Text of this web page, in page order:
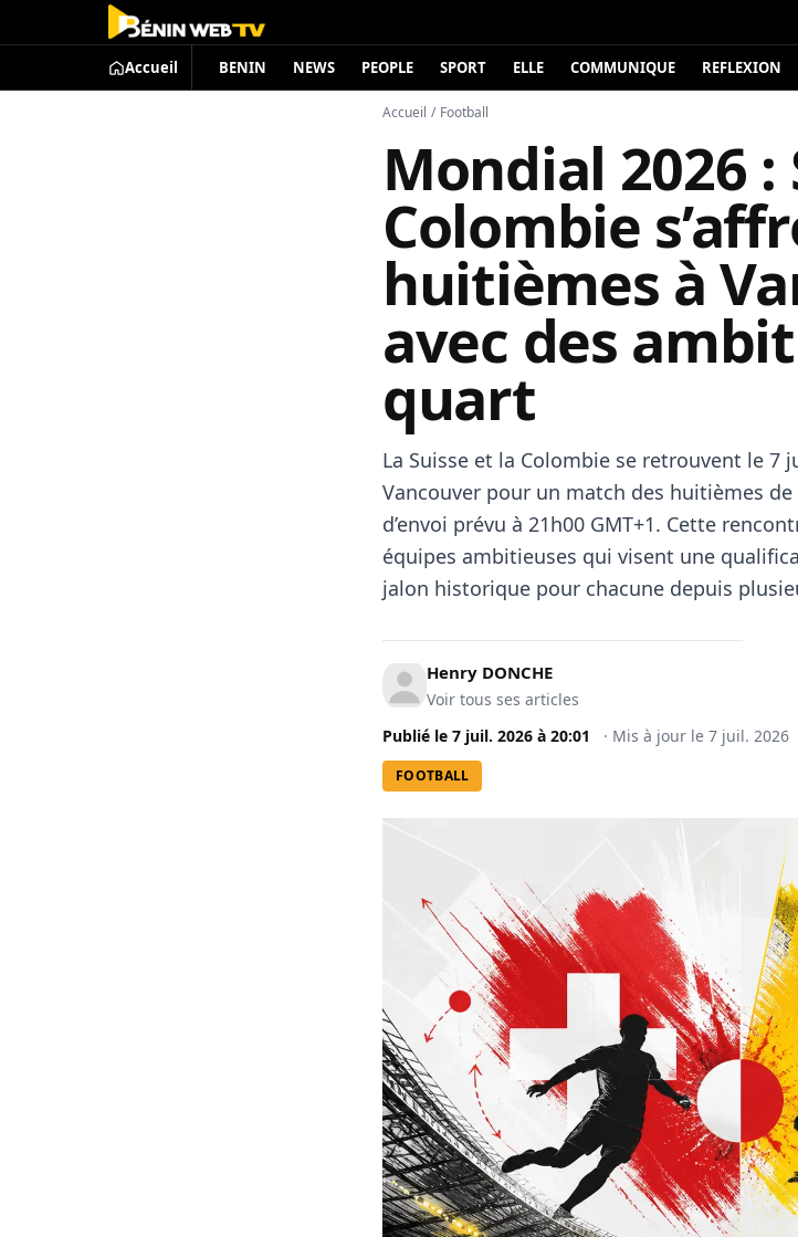
Accueil BENIN NEWS PEOPLE SPORT ELLE COMMUNIQUE REFLEXION
Accueil / Football
Mondial 2026 :
Colombie
huitièmes à
avec des
quart
La Suisse et la Colombie se retrouvent le 7
Vancouver pour un match des huitièmes
d’envoi prévu à 21h00 GMT+1. Cette
équipes ambitieuses qui visent une
jalon historique pour chacune depuis
Henry DONCHE
Voir tous ses articles
Publié le 7 juil. 2026 à 20:01 · Mis à jour le 7 juil. 2026
FOOTBALL